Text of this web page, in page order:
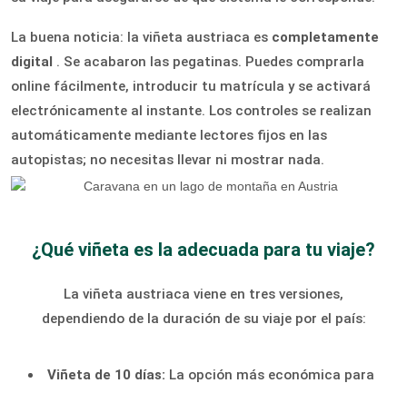
La buena noticia: la viñeta austriaca es completamente
digital . Se acabaron las pegatinas. Puedes comprarla
online fácilmente, introducir tu matrícula y se activará
electrónicamente al instante. Los controles se realizan
automáticamente mediante lectores fijos en las
autopistas; no necesitas llevar ni mostrar nada.
¿Qué viñeta es la adecuada para tu viaje?
La viñeta austriaca viene en tres versiones,
dependiendo de la duración de su viaje por el país:
Viñeta de 10 días: La opción más económica para